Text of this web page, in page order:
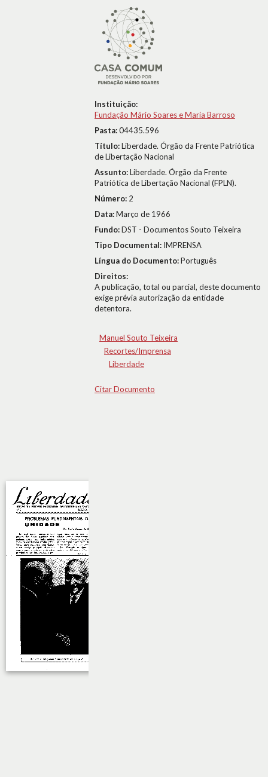
Instituição:
Fundação Mário Soares e Maria Barroso
Pasta:04435.596
Título:Liberdade. Órgão da Frente Patriótica
de Libertação Nacional
Assunto:Liberdade. Órgão da Frente
Patriótica de Libertação Nacional (FPLN).
Número: 2
Data:Março de 1966
Fundo:DST - Documentos Souto Teixeira
Tipo Documental: IMPRENSA
Língua do Documento:Português
Direitos:
A publicação, total ou parcial, deste documento
exige prévia autorização da entidade
detentora.
Manuel Souto Teixeira
Recortes/Imprensa
Liberdade
Citar Documento